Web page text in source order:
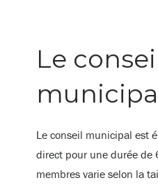
Le
Le conseil municipal est
direct pour une durée de
membres varie selon la